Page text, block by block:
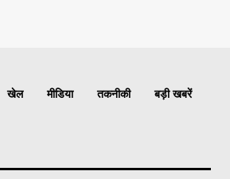
खेल मीडिया तकनीकी बड़ी खबरें